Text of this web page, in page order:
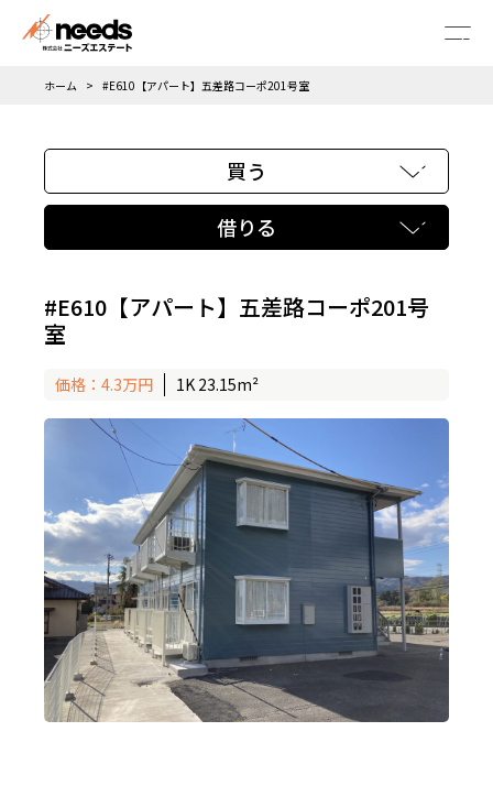
メニ
ホーム #E610【アパート】五差路コーポ201号室
買う
借りる
#E610【アパート】五差路コーポ201号
室
価格：4.3万円 1K 23.15m²